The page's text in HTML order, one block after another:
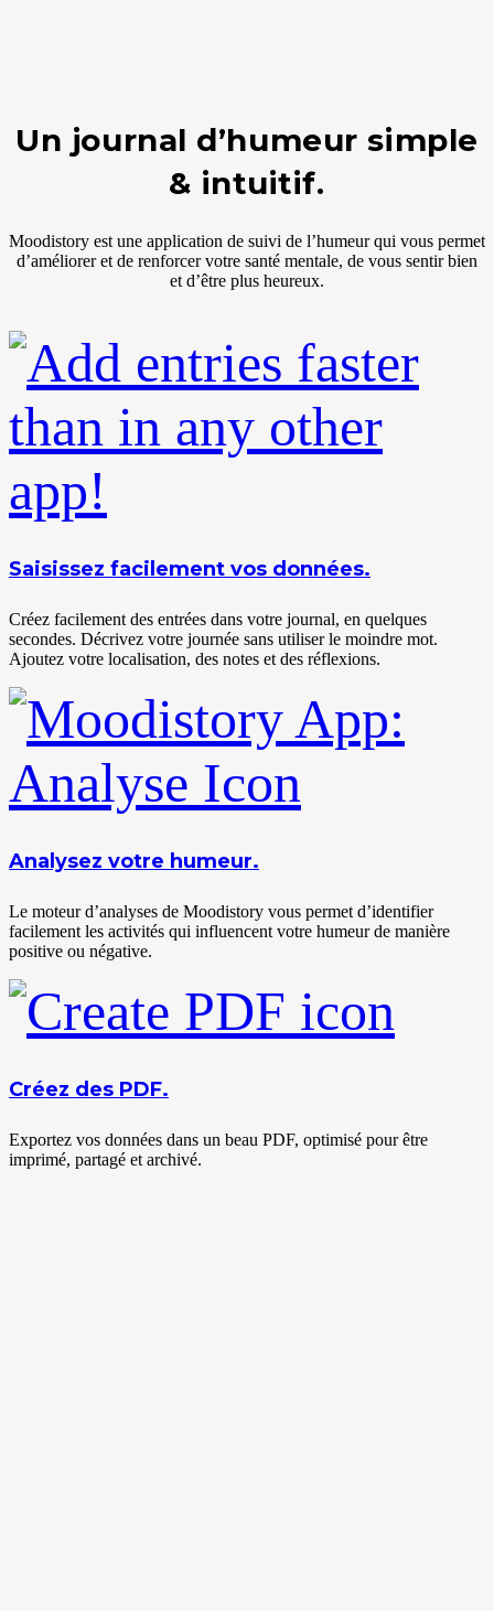
Un journal d’humeur simple
& intuitif.
Moodistory est une application de suivi de l’humeur qui vous permet
d’améliorer et de renforcer votre santé mentale, de vous sentir bien
et d’être plus heureux.
Saisissez facilement vos données.
Créez facilement des entrées dans votre journal, en quelques
secondes. Décrivez votre journée sans utiliser le moindre mot.
Ajoutez votre localisation, des notes et des réflexions.
Analysez votre humeur.
Le moteur d’analyses de Moodistory vous permet d’identifier
facilement les activités qui influencent votre humeur de manière
positive ou négative.
Créez des PDF.
Exportez vos données dans un beau PDF, optimisé pour être
imprimé, partagé et archivé.